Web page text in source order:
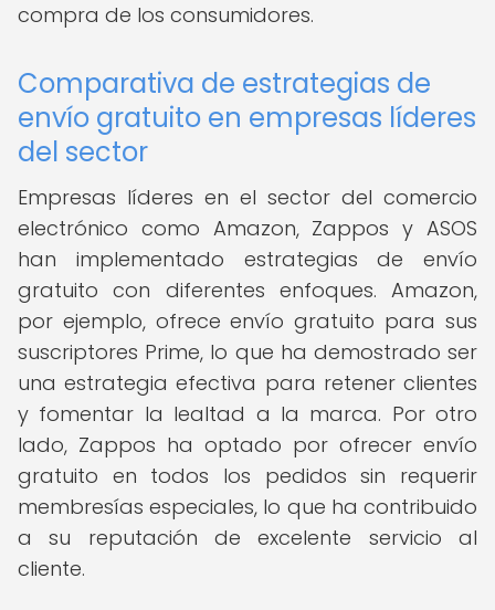
compra de los consumidores.
Comparativa de estrategias de
envío gratuito en empresas líderes
del sector
Empresas líderes en el sector del comercio
electrónico como Amazon, Zappos y ASOS
han implementado estrategias de envío
gratuito con diferentes enfoques. Amazon,
por ejemplo, ofrece envío gratuito para sus
suscriptores Prime, lo que ha demostrado ser
una estrategia efectiva para retener clientes
y fomentar la lealtad a la marca. Por otro
lado, Zappos ha optado por ofrecer envío
gratuito en todos los pedidos sin requerir
membresías especiales, lo que ha contribuido
a su reputación de excelente servicio al
cliente.